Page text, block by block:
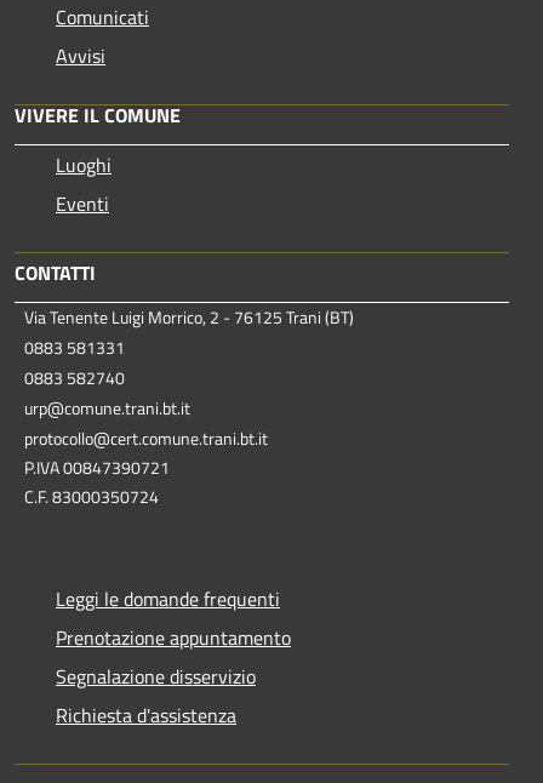
Comunicati
Avvisi
VIVERE IL COMUNE
Luoghi
Eventi
CONTATTI
Via Tenente Luigi Morrico, 2 - 76125 Trani (BT)
0883 581331
0883 582740
urp@comune.trani.bt.it
protocollo@cert.comune.trani.bt.it
P.IVA 00847390721
C.F. 83000350724
Leggi le domande frequenti
Prenotazione appuntamento
Segnalazione disservizio
Richiesta d'assistenza